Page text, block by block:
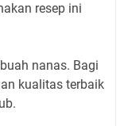
resep ini
nanas. Bagi
kualitas terbaik